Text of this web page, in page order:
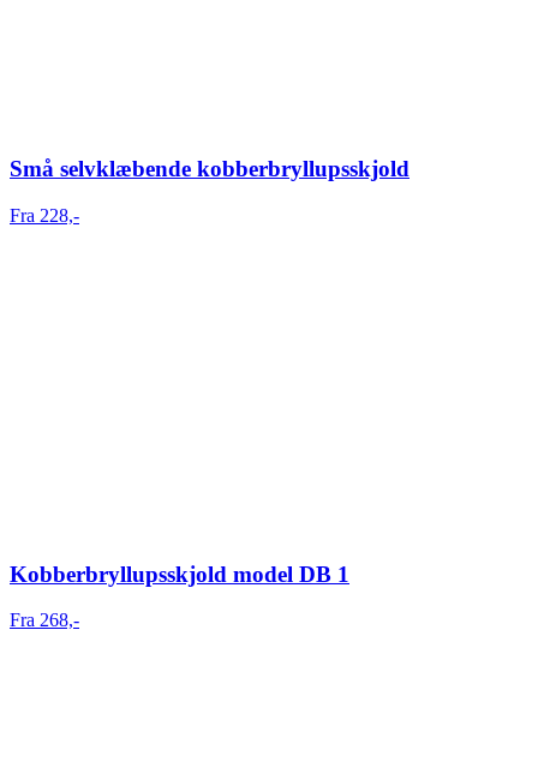
Små selvklæbende kobberbryllupsskjold
Fra 228,-
Kobberbryllupsskjold model DB 1
Fra 268,-